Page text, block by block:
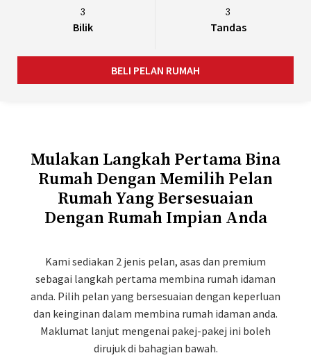
3
Bilik
3
Tandas
BELI PELAN RUMAH
Mulakan Langkah Pertama Bina
Rumah Dengan Memilih Pelan
Rumah Yang Bersesuaian
Dengan Rumah Impian Anda
Kami sediakan 2 jenis pelan, asas dan premium
sebagai langkah pertama membina rumah idaman
anda. Pilih pelan yang bersesuaian dengan keperluan
dan keinginan dalam membina rumah idaman anda.
Maklumat lanjut mengenai pakej-pakej ini boleh
dirujuk di bahagian bawah.